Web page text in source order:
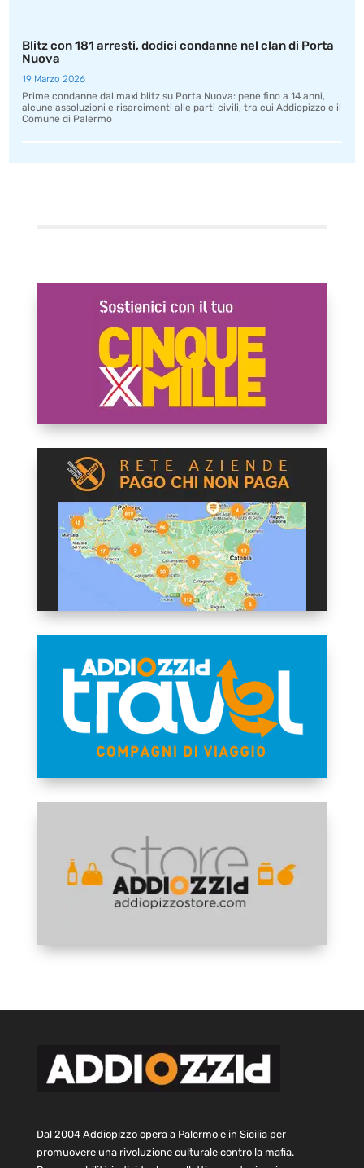
Blitz con 181 arresti, dodici condanne nel clan di Porta
Nuova
19 Marzo 2026
Prime condanne dal maxi blitz su Porta Nuova: pene fino a 14 anni,
alcune assoluzioni e risarcimenti alle parti civili, tra cui Addiopizzo e il
Comune di Palermo
Dal 2004 Addiopizzo opera a Palermo e in Sicilia per
promuovere una rivoluzione culturale contro la mafia.